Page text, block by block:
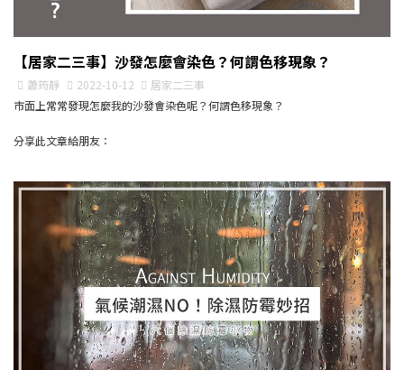
【居家二三事】沙發怎麼會染色？何謂色移現象？
蕭筠靜 2022-10-12
居家二三事
市面上常常發現怎麼我的沙發會染色呢？何謂色移現象？
分享此文章給朋友：